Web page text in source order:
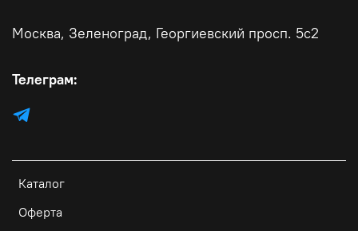
Каталог
Оферта
Москва, Зеленоград, Георгиевский просп. 5с2
Телеграм: